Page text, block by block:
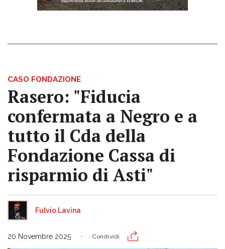
CASO FONDAZIONE
Rasero: "Fiducia
confermata a Negro e a
tutto il Cda della
Fondazione Cassa di
risparmio di Asti"
Fulvio Lavina
20 Novembre 2025 Condividi